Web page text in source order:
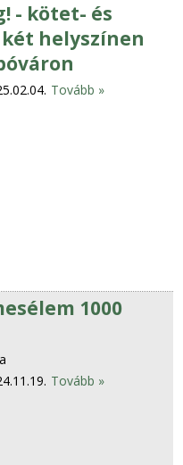
- kötet- és
helyszínen
Tovább »
1000
Tovább »